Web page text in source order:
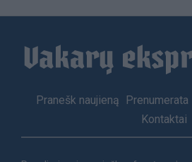
Footer
Pranešk naujieną Prenumerata
Kontaktai